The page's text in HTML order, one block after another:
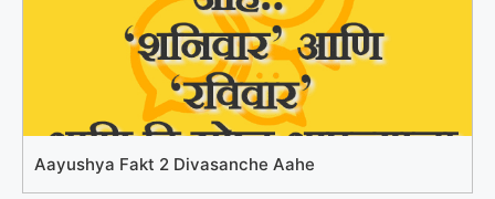
Aayushya Fakt 2 Divasanche Aahe